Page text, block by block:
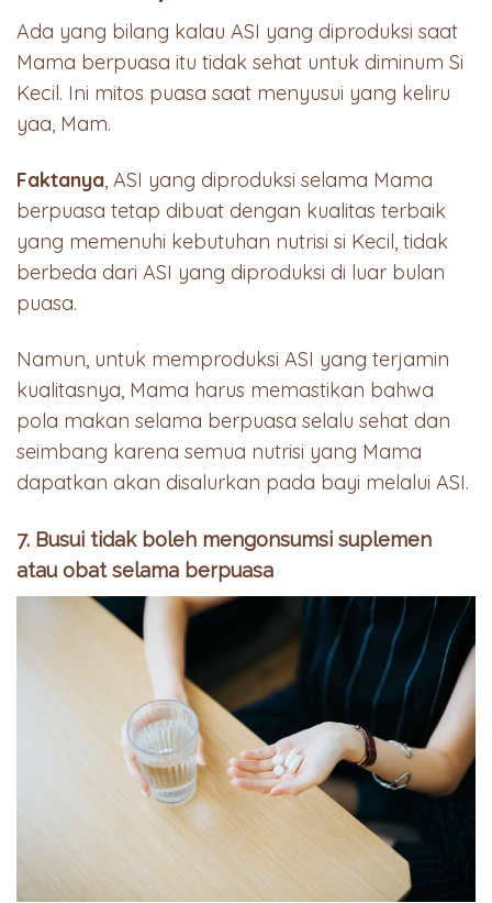
Ada yang bilang kalau ASI yang diproduksi saat
Mama berpuasa itu tidak sehat untuk diminum Si
Kecil. Ini mitos puasa saat menyusui yang keliru
yaa, Mam.
Faktanya, ASI yang diproduksi selama Mama
berpuasa tetap dibuat dengan kualitas terbaik
yang memenuhi kebutuhan nutrisi si Kecil, tidak
berbeda dari ASI yang diproduksi di luar bulan
puasa.
Namun, untuk memproduksi ASI yang terjamin
kualitasnya, Mama harus memastikan bahwa
pola makan selama berpuasa selalu sehat dan
seimbang karena semua nutrisi yang Mama
dapatkan akan disalurkan pada bayi melalui ASI.
7. Busui tidak boleh mengonsumsi suplemen
atau obat selama berpuasa